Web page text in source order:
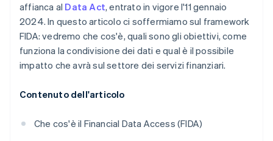
affianca al Data Act, entrato in vigore l'11 gennaio
2024. In questo articolo ci soffermiamo sul framework
FIDA: vedremo che cos'è, quali sono gli obiettivi, come
funziona la condivisione dei dati e qual è il possibile
impatto che avrà sul settore dei servizi finanziari.
Contenuto dell'articolo
Che cos'è il Financial Data Access (FIDA)